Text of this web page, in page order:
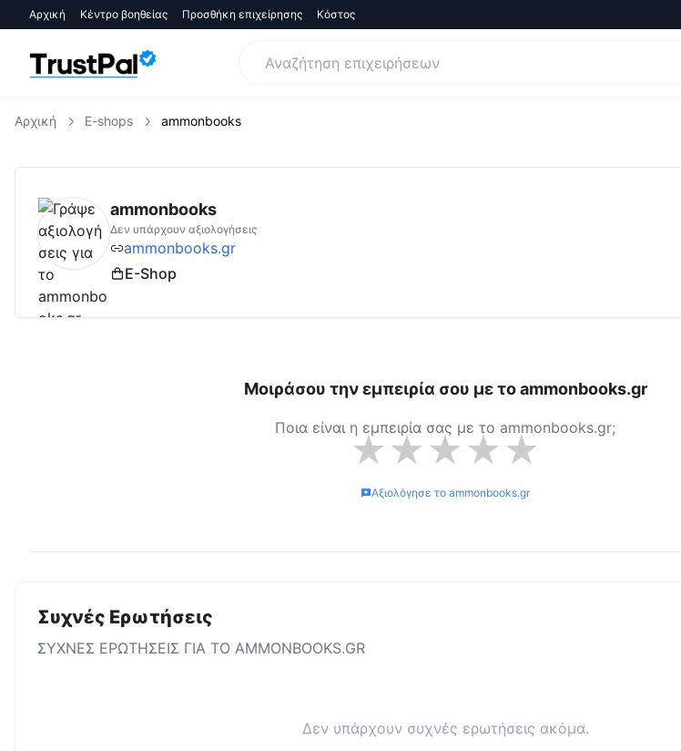
Αρχική Κέντρο βοηθείας Προσθήκη επιχείρησης Κόστος
Αρχική E-shops ammonbooks
ammonbooks.gr
ammonbooks
Δεν υπάρχουν αξιολογήσεις
ammonbooks.gr
E-Shop
Μοιράσου την εμπειρία σου με τοammonbooks.gr
Ποια είναι η εμπειρία σας με το ammonbooks.gr;
★★★★★
Αξιολόγησε το ammonbooks.gr
Συχνές Ερωτήσεις
ΣΥΧΝΕΣ ΕΡΩΤΗΣΕΙΣ ΓΙΑ ΤΟ AMMONBOOKS.GR
Δεν υπάρχουν συχνές ερωτήσεις ακόμα.